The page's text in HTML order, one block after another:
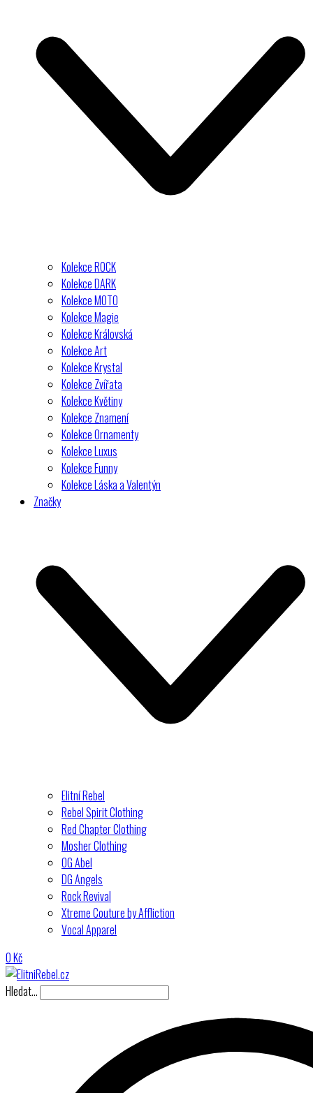
Kolekce ROCK
Kolekce DARK
Kolekce MOTO
Kolekce Magie
Kolekce Královská
Kolekce Art
Kolekce Krystal
Kolekce Zvířata
Kolekce Květiny
Kolekce Znamení
Kolekce Ornamenty
Kolekce Luxus
Kolekce Funny
Kolekce Láska a Valentýn
Značky
Elitní Rebel
Rebel Spirit Clothing
Red Chapter Clothing
Mosher Clothing
OG Abel
DG Angels
Rock Revival
Xtreme Couture by Affliction
Vocal Apparel
0Kč
Hledat…